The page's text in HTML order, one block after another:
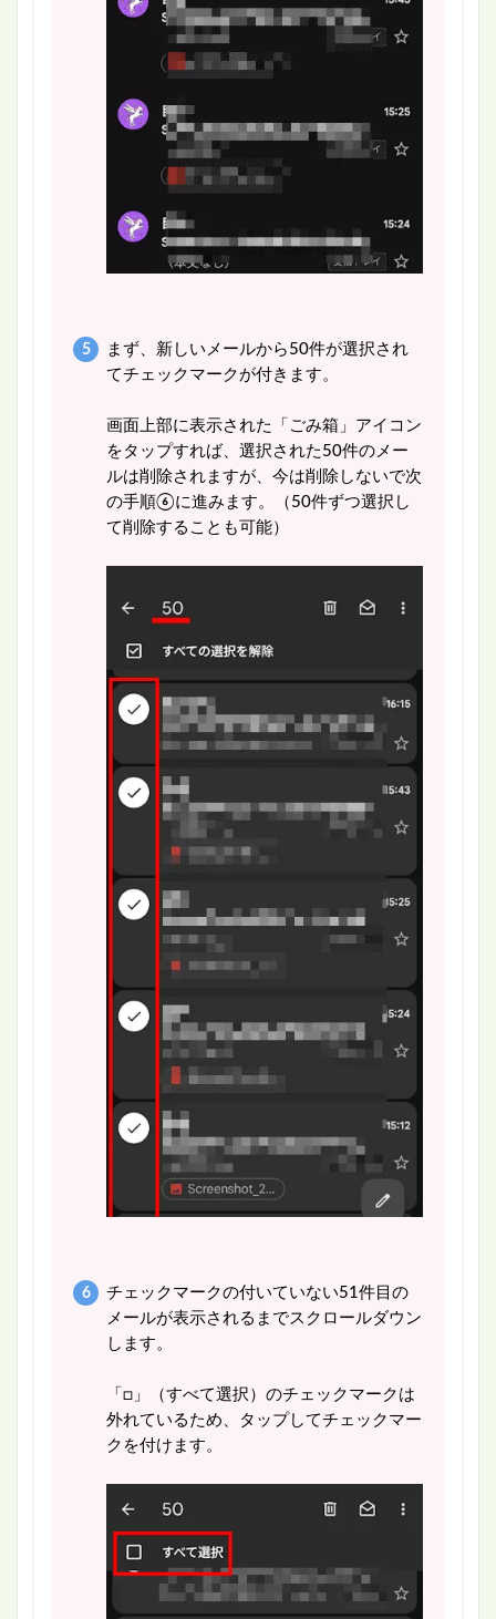
まず、新しいメールから50件が選択され
てチェックマークが付きます。
画面上部に表示された「ごみ箱」アイコン
をタップすれば、選択された50件のメー
ルは削除されますが、今は削除しないで次
の手順⑥に進みます。（50件ずつ選択し
て削除することも可能）
チェックマークの付いていない51件目の
メールが表示されるまでスクロールダウン
します。
「□」（すべて選択）のチェックマークは
外れているため、タップしてチェックマー
クを付けます。